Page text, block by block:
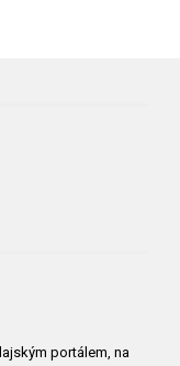
portálem, na